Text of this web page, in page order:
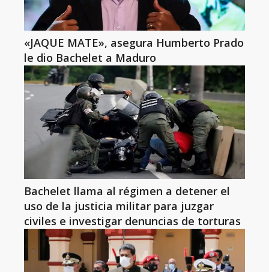
«JAQUE MATE», asegura Humberto Prado
le dio Bachelet a Maduro
Bachelet llama al régimen a detener el
uso de la justicia militar para juzgar
civiles e investigar denuncias de torturas